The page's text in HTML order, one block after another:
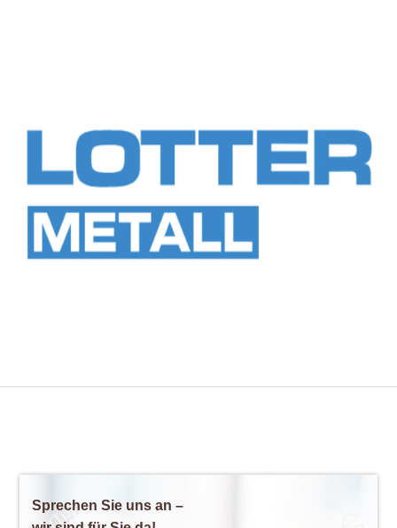
Sprechen Sie uns an –